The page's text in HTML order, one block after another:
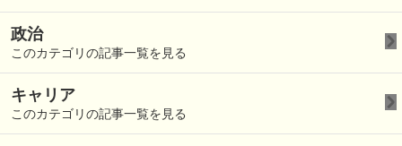
政治
このカテゴリの記事一覧を見る
キャリア
このカテゴリの記事一覧を見る